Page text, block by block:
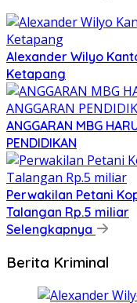
Alexander Wilyo
Ketapang
ANGGARAN MBG
PENDIDIKAN
Perwakilan Petani
Talangan Rp.5 miliar
Selengkapnya
Berita Kriminal